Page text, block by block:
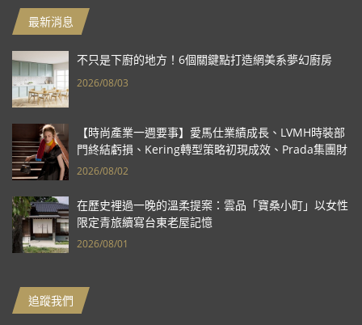
最新消息
不只是下廚的地方！6個關鍵點打造網美系夢幻廚房
2026/08/03
【時尚產業一週要事】愛馬仕業績成長、LVMH時裝部
門終結虧損、Kering轉型策略初現成效、Prada集團財
報亮眼
2026/08/02
在歷史裡過一晚的溫柔提案：雲品「寶桑小町」以女性
限定青旅續寫台東老屋記憶
2026/08/01
追蹤我們